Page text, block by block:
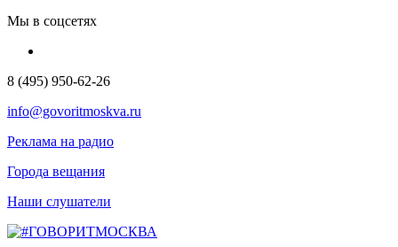
Мы в соцсетях
8 (495) 950-62-26
info@govoritmoskva.ru
Реклама на радио
Города вещания
Наши слушатели